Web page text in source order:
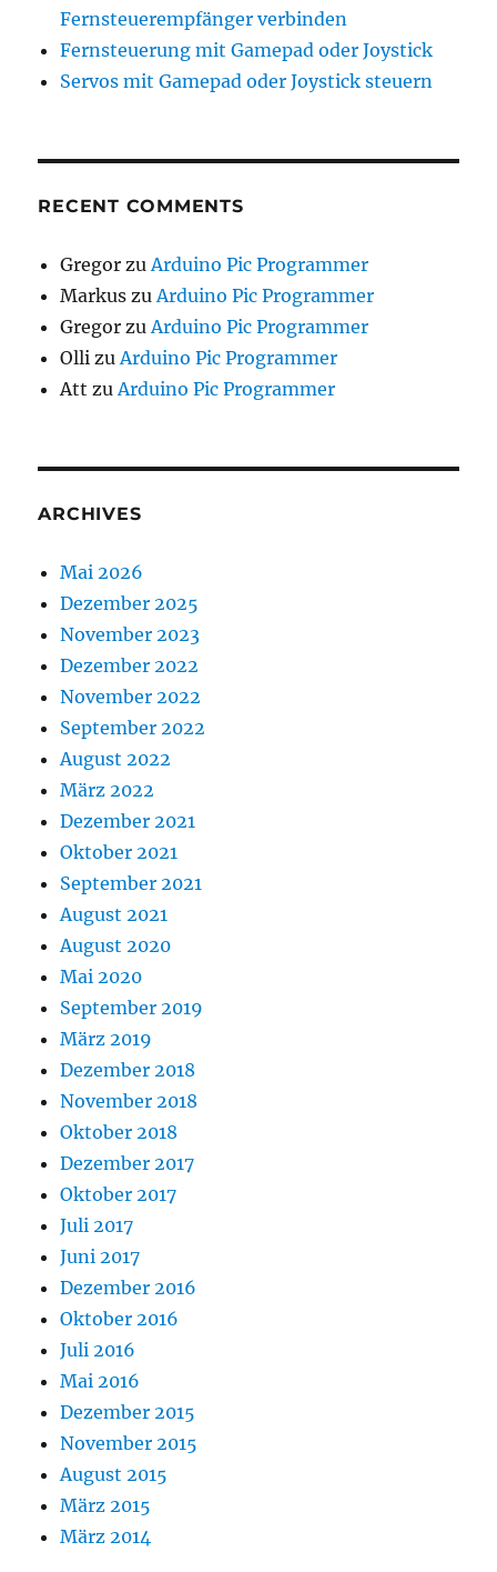
Fernsteuerempfänger verbinden
Fernsteuerung mit Gamepad oder Joystick
Servos mit Gamepad oder Joystick steuern
RECENT COMMENTS
Gregor zuArduino Pic Programmer
Markus zuArduino Pic Programmer
Gregor zuArduino Pic Programmer
Olli zuArduino Pic Programmer
Att zuArduino Pic Programmer
ARCHIVES
Mai 2026
Dezember 2025
November 2023
Dezember 2022
November 2022
September 2022
August 2022
März 2022
Dezember 2021
Oktober 2021
September 2021
August 2021
August 2020
Mai 2020
September 2019
März 2019
Dezember 2018
November 2018
Oktober 2018
Dezember 2017
Oktober 2017
Juli 2017
Juni 2017
Dezember 2016
Oktober 2016
Juli 2016
Mai 2016
Dezember 2015
November 2015
August 2015
März 2015
März 2014